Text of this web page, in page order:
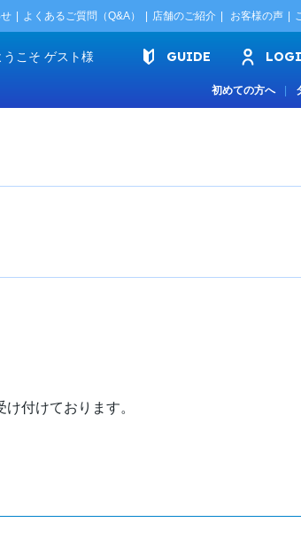
よくあるご質問（Q&A） 店舗のご紹介 お客様の声
うこそ ゲスト様 GUIDE
初めての方へ
付けております。